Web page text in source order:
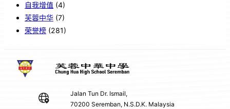
自我增值 (4)
芙蓉中华 (7)
荣誉榜 (281)
Jalan Tun Dr. Ismail,
70200 Seremban, N.S.D.K. Malaysia